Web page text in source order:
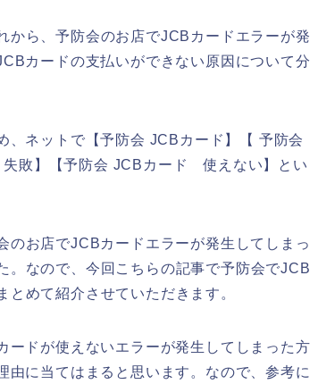
から、予防会のお店でJCBカードエラーが発
カードの支払いができない原因について分
、ネットで【予防会 JCBカード】【 予防会
敗】【予防会 JCBカード 使えない】とい
のお店でJCBカードエラーが発生してしまっ
。なので、今回こちらの記事で予防会でJCB
めて紹介させていただきます。
ードが使えないエラーが発生してしまった方
に当てはまると思います。なので、参考に